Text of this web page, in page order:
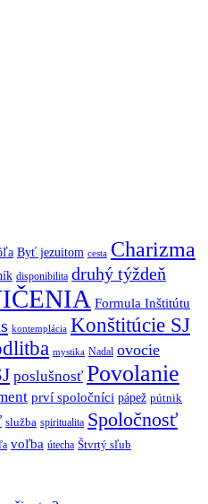
Byť jezuitom cesta Charizma
disponibilita druhý týždeň
Formula Inštitútu
kontemplácia Konštitúcie SJ
mystika Nadal ovocie
poslušnosť Povolanie
prví spoločníci pápež pútnik
služba spiritualita Spoločnosť
voľba útecha Štvrtý sľub